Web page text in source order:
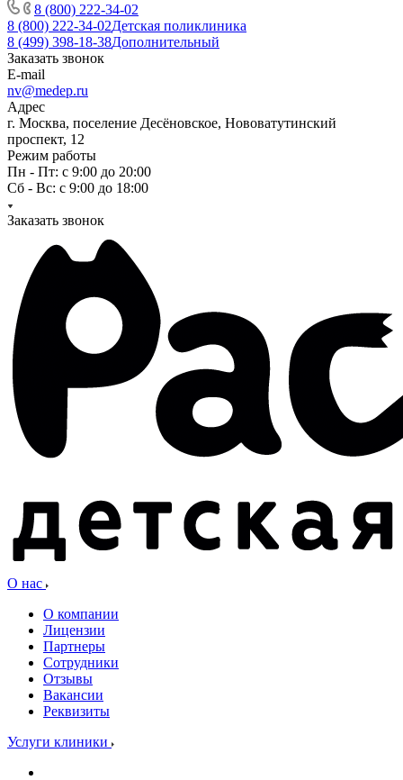
8 (800) 222-34-02
8 (800) 222-34-02Детская поликлиника
8 (499) 398-18-38Дополнительный
Заказать звонок
E-mail
nv@medep.ru
Адрес
г. Москва, поселение Десёновское, Нововатутинский
проспект, 12
Режим работы
Пн - Пт: с 9:00 до 20:00
Сб - Вс: с 9:00 до 18:00
Заказать звонок
О нас
О компании
Лицензии
Партнеры
Сотрудники
Отзывы
Вакансии
Реквизиты
Услуги клиники